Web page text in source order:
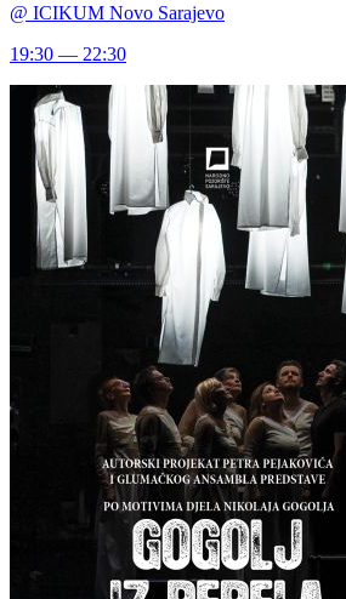
@ ICIKUM Novo Sarajevo
19:30 — 22:30